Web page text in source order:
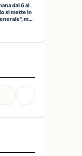
dal 6 al
si mette in
ma